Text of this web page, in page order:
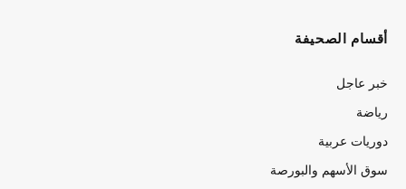
أقسام الصحيفة
خبر عاجل
رياضة
دوريات عربية
سوق الأسهم والبورصة